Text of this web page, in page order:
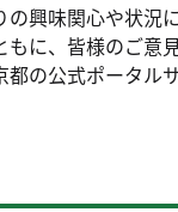
の興味関心や状況
もに、皆様のご意
の公式ポータル